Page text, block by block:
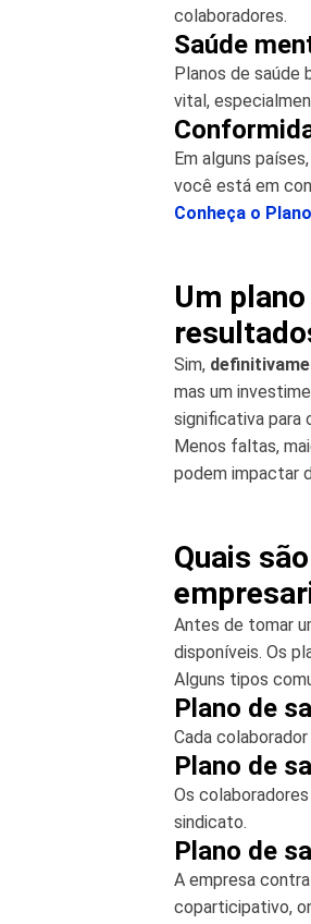
colaboradores.
Saúde
Planos de saúde
vital,
Em alguns países,
você está em
Conheça o
Um
Sim,
mas um
significativa para
Menos faltas,
podem impactar
Quais
Antes de tomar
disponíveis. Os
Alguns tipos
Plano de
Cada
Plano de
Os
sindicato.
Plano de
A empresa
coparticipativo,